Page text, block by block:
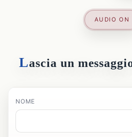
AUDIO ON
Lascia un
NOME